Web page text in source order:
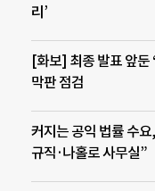
리’
[화보] 최종 발표 앞둔
막판 점검
커지는 공익 법률 수
규직·나홀로 사무실”